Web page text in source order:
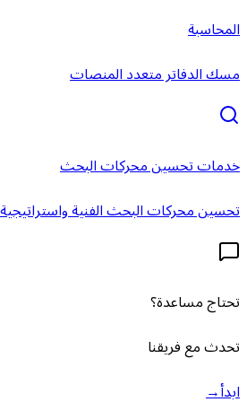
المحاسبة
مسك الدفاتر متعدد المنصات
خدمات تحسين محركات البحث
تحسين محركات البحث الفنية
تحتاج مساعدة؟
تحدث مع فريقنا
ابدأ→